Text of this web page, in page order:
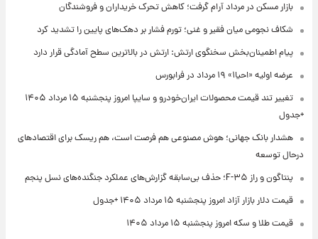
بازار مسکن در مرداد آرام گرفت؛ کاهش تحرک خریداران و فروشندگان
شکاف نجومی میان فقیر و غنی؛ تورم فشار بر دهک‌های پایین را تشدید کرد
پیام اطمینان‌بخش سخنگوی ارتش: ارتش در بالاترین سطح آمادگی قرار دارد
عرضه اولیه «احیا۱» ۱۹ مرداد در فرابورس
تغییر تند قیمت محصولات ایران‌خودرو و سایپا امروز پنجشنبه ۱۵ مرداد ۱۴۰۵
+جدول
هشدار بانک جهانی؛ هوش مصنوعی هم فرصت است، هم ریسک برای اقتصادهای
درحال توسعه
پنتاگون و راز F-۳۵؛ حذف بی‌سابقه گزارش‌های عملکرد جنگنده‌های نسل پنجم
قیمت دلار بازار آزاد امروز پنجشنبه ۱۵ مرداد ۱۴۰۵ +جدول
قیمت طلا و سکه امروز پنجشنبه ۱۵ مرداد ۱۴۰۵